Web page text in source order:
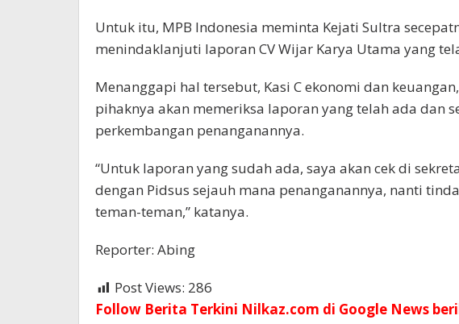
Untuk itu, MPB Indonesia meminta Kejati Sultra
menindaklanjuti laporan CV Wijar Karya Utama yang
Menanggapi hal tersebut, Kasi C ekonomi dan
pihaknya akan memeriksa laporan yang telah ada dan
perkembangan penanganannya.
“Untuk laporan yang sudah ada, saya akan cek di
dengan Pidsus sejauh mana penanganannya, nanti
teman-teman,” katanya.
Reporter: Abing
Post Views: 286
Follow Berita Terkini Nilkaz.com di Google News